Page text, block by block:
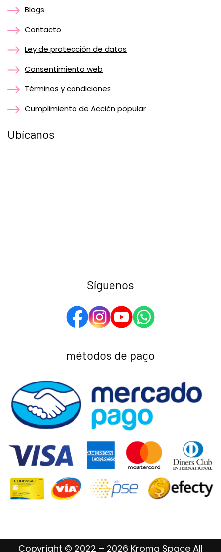
Blogs
Contacto
Ley de protección de datos
Consentimiento web
Términos y condiciones
Cumplimiento de Acción popular
Ubícanos
Síguenos
métodos de pago
Copyright © 2022 – 2026 Kroma Space All